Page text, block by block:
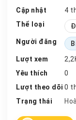
Cập nhật
4
Thể loại
Người đăng
Lượt xem
Yêu thích
0
Lượt theo dõi 0
Trạng thái